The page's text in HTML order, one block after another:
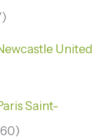
United
Saint-
60